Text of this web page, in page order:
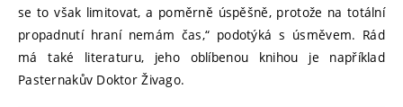
se to však limitovat, a poměrně úspěšně, protože na totální
propadnutí hraní nemám čas,“ podotýká s úsměvem. Rád
má také literaturu, jeho oblíbenou knihou je například
Pasternakův Doktor Živago.